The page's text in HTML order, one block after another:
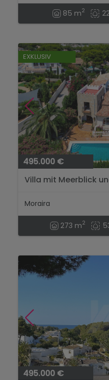
85 m2
EXKLUSIV
495.000 €
Villa mit Meerblick
Moraira
273 m2
495.000 €